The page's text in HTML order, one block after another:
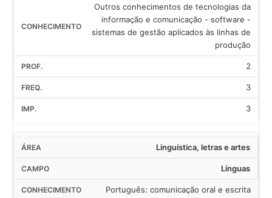
Outros conhecimentos de tecnologias da
informação e comunicação - software -
sistemas de gestão aplicados às linhas de
produção
2
3
3
Linguística, letras e artes
Línguas
Português: comunicação oral e escrita